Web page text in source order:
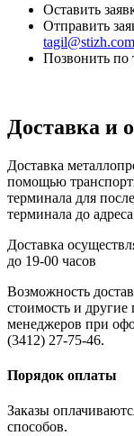
Оставить
Отправить
tagil@stizh.com
Позвонить по
Доставка и
Доставка
помощью
терминала для
терминала до
Доставка
до 19-00 часов
Возможность
стоимость и
менеджеров при
(3412) 27-75-46.
Порядок оплаты
Заказы
способов.